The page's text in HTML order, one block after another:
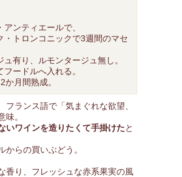
アンティエールで、
・トロンコニックで3週間のマセ
ュ有り、ルモンタージュ無し。
フードルへ入れる。
か月間熟成。
フランス語で「気まぐれな欲望、
味。
いワインを造りたくて手掛けたと
からの買いぶどう。
香り、フレッシュな赤系果実の風